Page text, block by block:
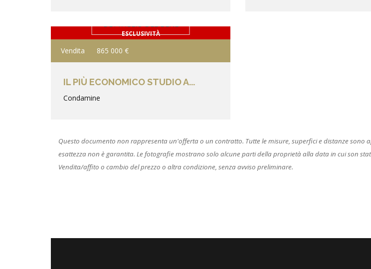
ESCLUSIVITÀ
DETTAGLIO DEL BENE
Vendita 865 000 €
IL PIÙ ECONOMICO STUDIO A...
Condamine
Questo documento non rappresenta un'offerta o un contratto. Tutte le misure, superfici e distanze sono
esattezza non è garantita. Le fotografie mostrano solo alcune parti della proprietà alla data in cui son
Vendita/affito o cambio del prezzo o altra condizione, senza avviso preliminare.